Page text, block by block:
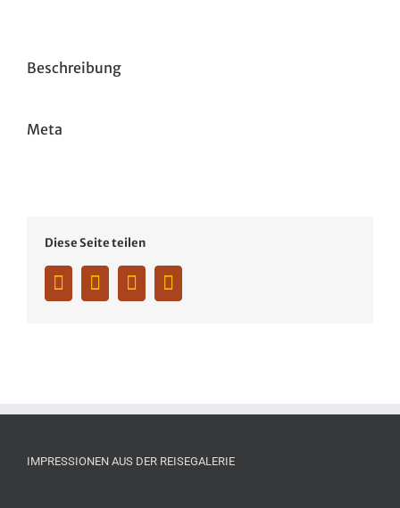
Beschreibung
Meta
Diese Seite teilen
Facebook
TwitterWhatsapp
IMPRESSIONEN AUS DER REISEGALERIE